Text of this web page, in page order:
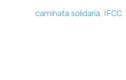
caminata solidaria, IFCC,